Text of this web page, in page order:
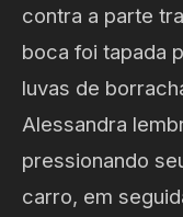
contra a parte
boca foi tapada
luvas de
Alessandra
pressionando
carro, em